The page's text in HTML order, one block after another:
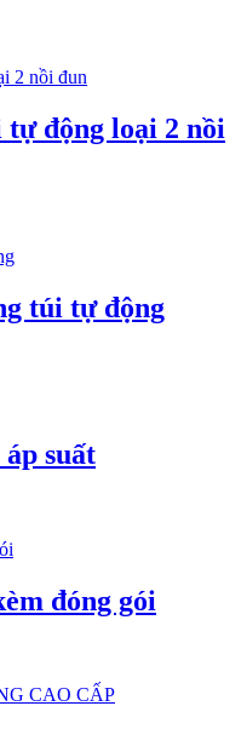
động loại 2 nồi
túi tự động
suất
đóng gói